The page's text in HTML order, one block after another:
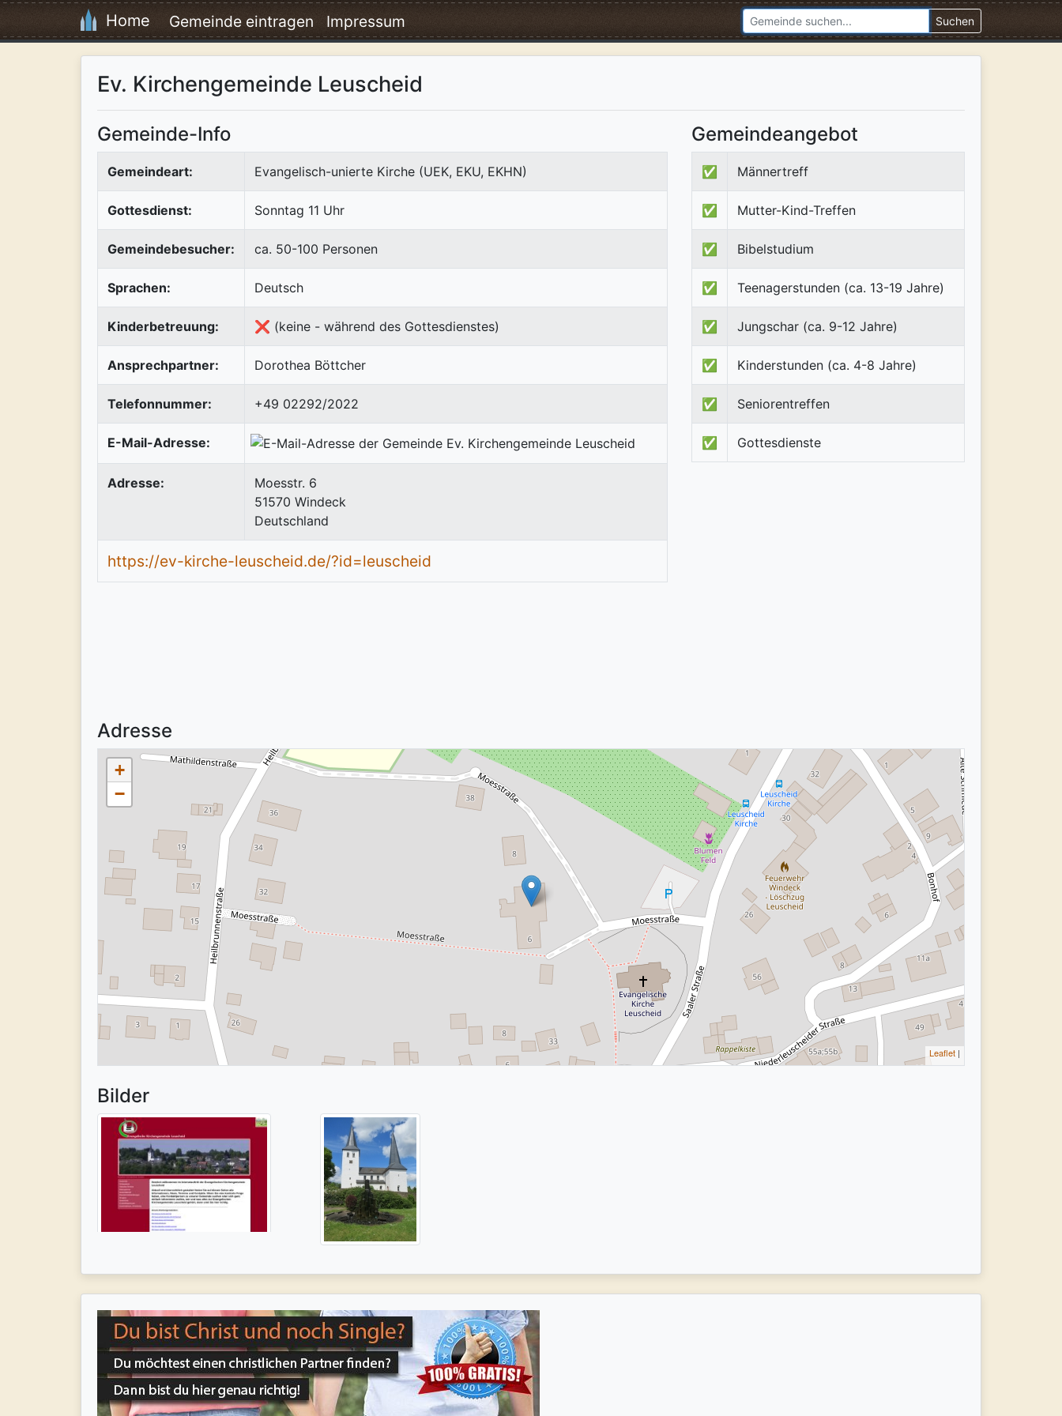
Home Gemeinde eintragen Impressum Suchen
Ev. Kirchengemeinde Leuscheid
Gemeinde-Info
Gemeindeart: Evangelisch-unierte Kirche (UEK, EKU, EKHN)
Gottesdienst: Sonntag 11 Uhr
Gemeindebesucher: ca. 50-100 Personen
Sprachen: Deutsch
Kinderbetreuung: ❌ (keine - während des Gottesdienstes)
Ansprechpartner: Dorothea Böttcher
Telefonnummer: +49 02292/2022
E-Mail-Adresse:
Adresse:
Moesstr. 6
51570 Windeck
Deutschland
https://ev-kirche-leuscheid.de/?id=leuscheid
Gemeindeangebot
✅ Männertreff
✅ Mutter-Kind-Treffen
✅ Bibelstudium
✅ Teenagerstunden (ca. 13-19 Jahre)
✅ Jungschar (ca. 9-12 Jahre)
✅ Kinderstunden (ca. 4-8 Jahre)
✅ Seniorentreffen
✅ Gottesdienste
Adresse
+
−
Leaflet |
Bilder